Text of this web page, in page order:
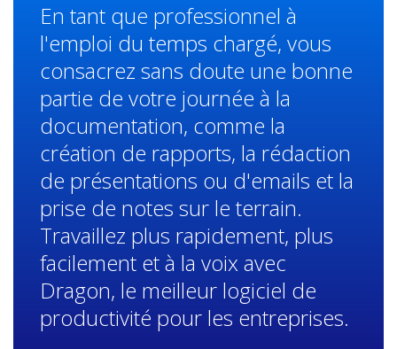
En tant que professionnel à
l'emploi du temps chargé, vous
consacrez sans doute une bonne
partie de votre journée à la
documentation, comme la
création de rapports, la rédaction
de présentations ou d'emails et la
prise de notes sur le terrain.
Travaillez plus rapidement, plus
facilement et à la voix avec
Dragon, le meilleur logiciel de
productivité pour les entreprises.